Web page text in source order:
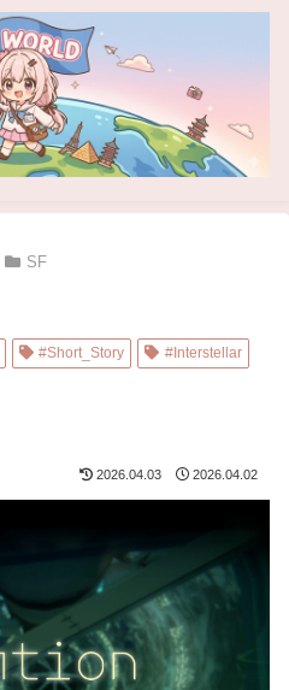
SF
#Short_Story #Interstellar
2026.04.03 2026.04.02